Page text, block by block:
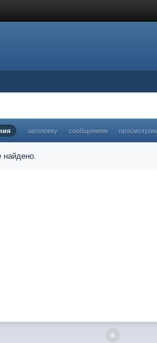
заголовку сообщениям просмотрам
найдено.